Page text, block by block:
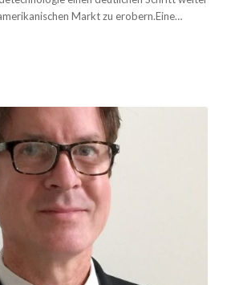
Markt zu erobern.Eine…